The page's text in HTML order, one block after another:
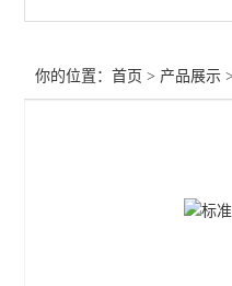
光束整形
你的位置：首页 > 产品展示